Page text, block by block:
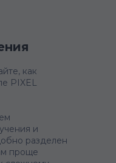
как
PIXEL
и
разделен
проще